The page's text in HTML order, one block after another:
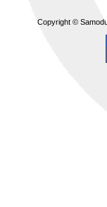
Copyright ©